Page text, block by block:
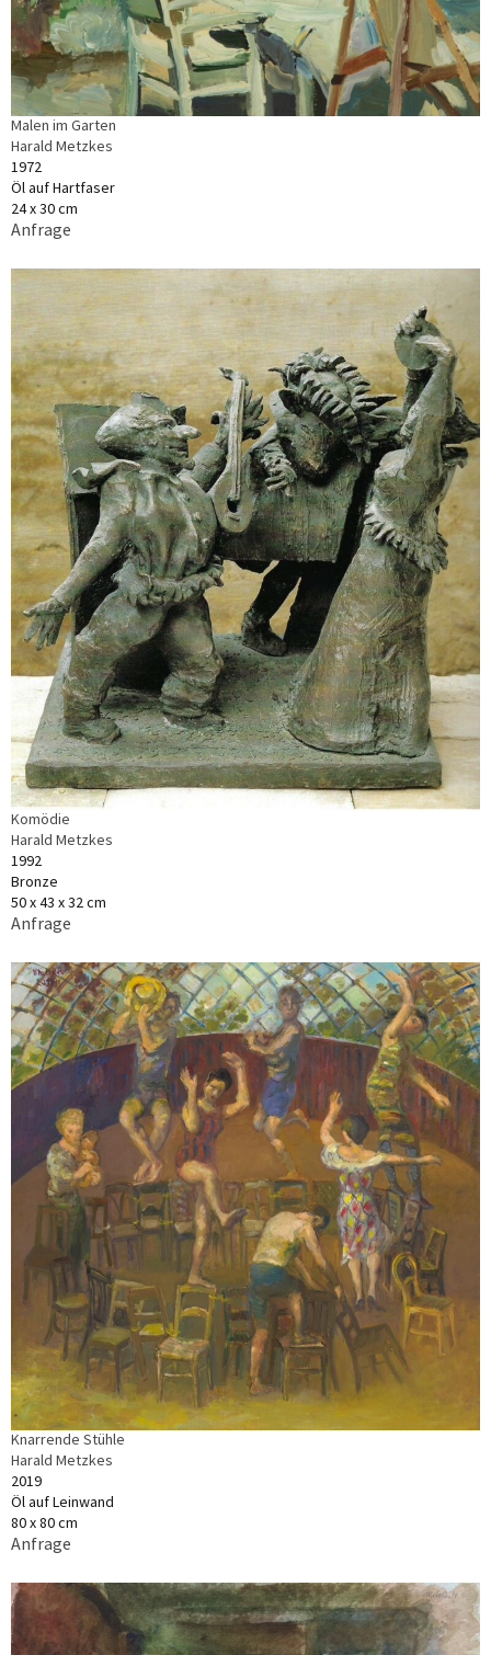
Malen im Garten
Harald Metzkes
1972
Öl auf Hartfaser
24 x 30 cm
Anfrage
Komödie
Harald Metzkes
1992
Bronze
50 x 43 x 32 cm
Anfrage
Knarrende Stühle
Harald Metzkes
2019
Öl auf Leinwand
80 x 80 cm
Anfrage